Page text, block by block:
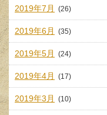
2019年7月 (26)
2019年6月 (35)
2019年5月 (24)
2019年4月 (17)
2019年3月 (10)